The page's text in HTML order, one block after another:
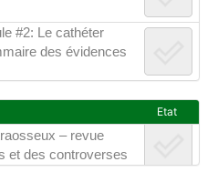
#2: Le cathéter
des évidences
Etat
– revue
et des controverses